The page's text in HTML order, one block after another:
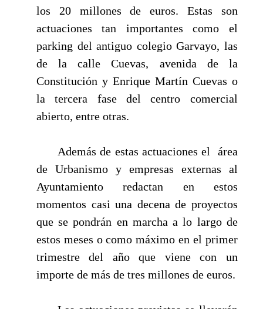
los 20 millones de euros. Estas son
actuaciones tan importantes como el
parking del antiguo colegio Garvayo, las
de la calle Cuevas, avenida de la
Constitución y Enrique Martín Cuevas o
la tercera fase del centro comercial
abierto, entre otras.
Además de estas actuaciones el
área
de Urbanismo y empresas externas al
Ayuntamiento redactan en estos
momentos casi una decena de proyectos
que se pondrán en marcha a lo largo de
estos meses o como máximo en el primer
trimestre del año que viene con un
importe de más de tres millones de euros.